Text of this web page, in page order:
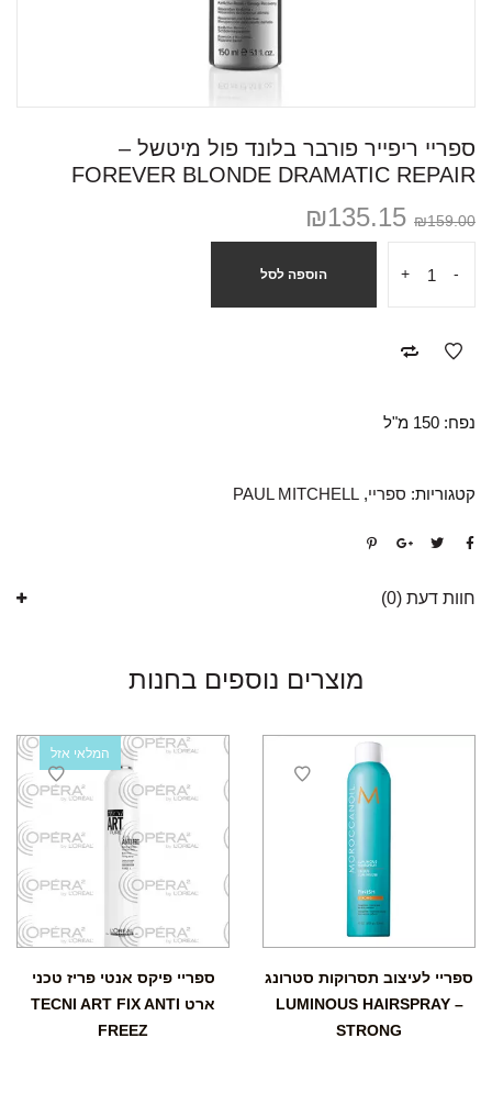
ספריי ריפייר פורבר בלונד פול מיטשל –
FOREVER BLONDE DRAMATIC REPAIR
₪159.00
₪135.15
-
+ הוספה לסל
נפח: 150 מ"ל
קטגוריות: ספריי,
PAUL MITCHELL
חוות דעת (0)
מוצרים נוספים בחנות
ספריי לעיצוב תסרוקות סטרונג
– LUMINOUS HAIRSPRAY
STRONG
המלאי אזל
ספריי פיקס אנטי פריז טכני
ארט TECNI ART FIX ANTI
FREEZ